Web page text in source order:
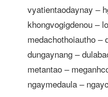
vyatientaodaynay –
khongvogigdenou –
medachothoiautho –
dungaynang –
metantao –
ngaymedaula –